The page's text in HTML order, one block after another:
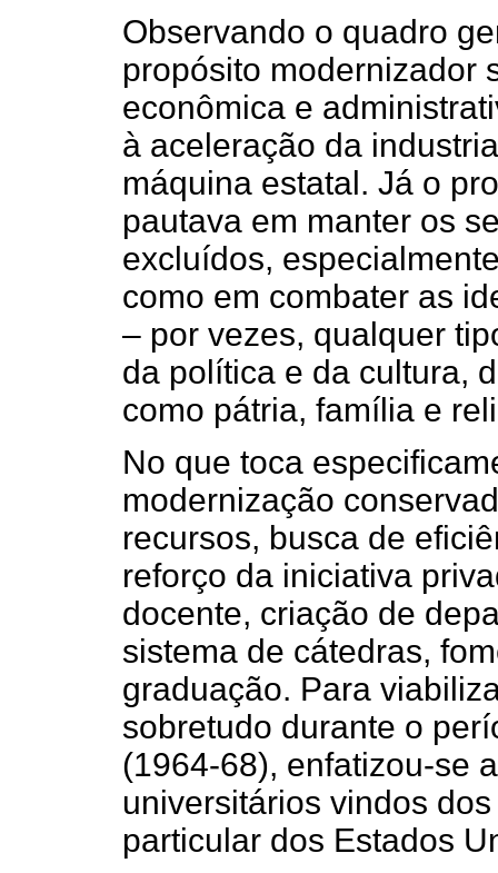
Observando o quadro
propósito modernizador
econômica e
à aceleração da
máquina estatal. Já o
pautava em manter os
excluídos,
como em combater as
– por vezes, qualquer
da política e da cultura,
como pátria, família e
No que toca
modernização
recursos, busca de
reforço da iniciativa
docente, criação de
sistema de cátedras,
graduação. Para
sobretudo durante o
(1964-68), enfatizou-se
universitários vindos
particular dos Estados